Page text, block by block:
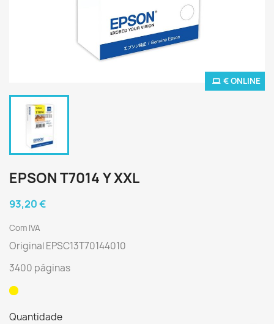
€ ONLINE
EPSON T7014 Y XXL
93,20 €
Com IVA
Original EPSC13T70144010
3400 páginas
Quantidade